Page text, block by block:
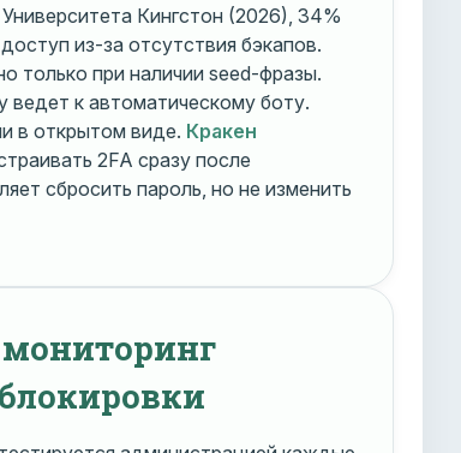
Кингстон (2026), 34%
из-за отсутствия бэкапов.
только при наличии seed-фразы.
ведет к автоматическому боту.
в открытом виде. Кракен
2FA сразу после
сбросить пароль, но не изменить